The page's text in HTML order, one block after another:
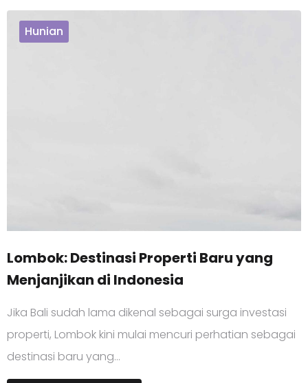
Hunian
Lombok: Destinasi Properti Baru yang
Menjanjikan di Indonesia
Jika Bali sudah lama dikenal sebagai surga investasi
properti, Lombok kini mulai mencuri perhatian sebagai
destinasi baru yang…